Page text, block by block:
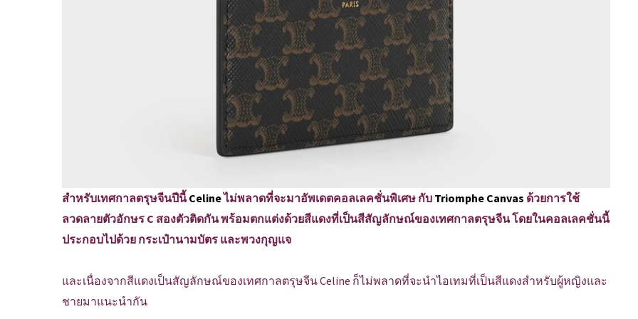
สำหรับเทศกาลตรุษจีนปีนี้Celineไม่พลาดที่จะมาอัพเดตคอลเลคชั่นพิเศษ กับ Triomphe Canvas ด้วยการใช้
ลวดลายตัวอักษร C สองตัวติดกัน พร้อมตกแต่งด้วยสีแดงที่เป็นสีสัญลักษณ์ของเทศกาลตรุษจีน โดยในคอลเลคชั่นนี้
ประกอบไปด้วย กระเป๋านามบัตร และพวงกุญแจ
และเนื่องจากสีแดงเป็นสัญลักษณ์ของเทศกาลตรุษจีน Celine ก็ไม่พลาดที่จะนำไอเทมที่เป็นสีแดงสำหรับผู้หญิงและ
ชายมาแนะนำกัน